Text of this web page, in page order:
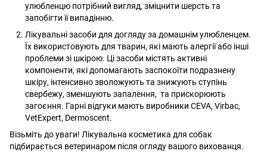
улюбленцю потрібний вигляд, зміцнити шерсть та
запобігти її випадінню.
Лікувальні засоби для догляду за домашнім улюбленцем.
Їх використовують для тварин, які мають алергії або інші
проблеми зі шкірою. Ці засоби містять активні
компоненти, які допомагають заспокоїти подразнену
шкіру, інтенсивно зволожують та знижують ступінь
свербежу, зменшують запалення, та прискорюють
загоєння. Гарні відгуки мають виробники CEVA, Virbac,
VetExpert, Dermoscent.
Візьміть до уваги! Лікувальна косметика для собак
підбирається ветеринаром після огляду вашого вихованця.